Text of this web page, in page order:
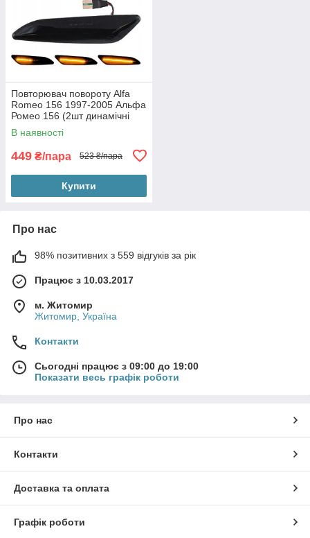
Повторювач повороту Alfa
Romeo 156 1997-2005 Альфа
Ромео 156 (2шт динамічні
чорні ЛЕД)
В наявності
449 ₴/пара 523 ₴/пара
Купити
Про нас
98% позитивних з 559 відгуків за рік
Працює з 10.03.2017
м. Житомир
Житомир, Україна
Контакти
Сьогодні працює з 09:00 до 19:00
Показати весь графік роботи
Про нас
Контакти
Доставка та оплата
Графік роботи